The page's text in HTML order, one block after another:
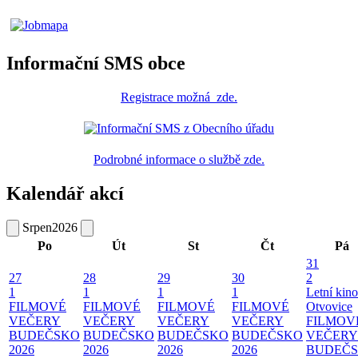
Informační SMS obce
Registrace možná zde.
Podrobné informace o službě zde.
Kalendář akcí
Srpen2026
Po
Út St Čt Pá
27
1
FILMOVÉ
VEČERY
BUDEČSKO
2026
28
1
FILMOVÉ
VEČERY
BUDEČSKO
2026
29
1
FILMOVÉ
VEČERY
BUDEČSKO
2026
30
1
FILMOVÉ
VEČERY
BUDEČSKO
2026
31
2
Letní kino
Otvovice
VEČERY